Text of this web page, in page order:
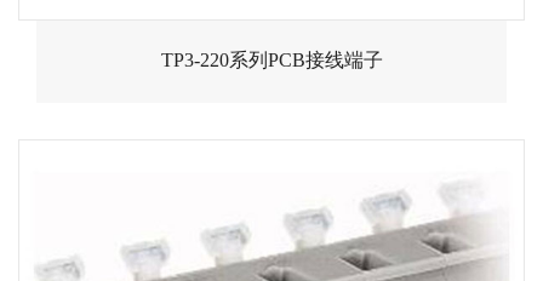
TP3-220系列PCB接线端子